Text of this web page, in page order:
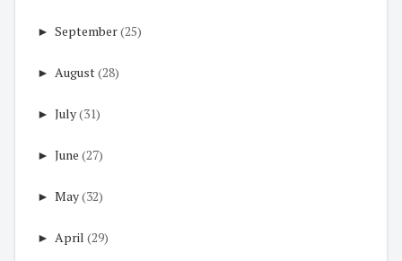
► September(25)
► August(28)
► July(31)
► June (27)
► May(32)
► April (29)